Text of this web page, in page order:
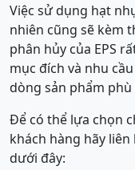
Việc sử dụng hạt
nhiên cũng sẽ kèm
phân hủy của EPS
mục đích và nhu
dòng sản phẩm
Để có thể lựa chọn
khách hàng hãy
dưới đây: